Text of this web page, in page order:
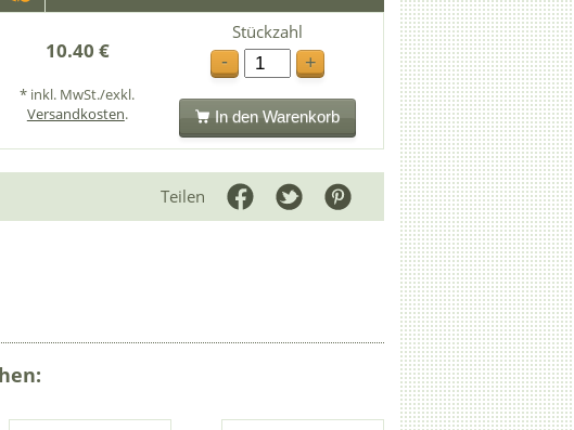
10.40 €
* inkl. MwSt./exkl.
Versandkosten.
Stückzahl
-
+
In den Warenkorb
Teilen